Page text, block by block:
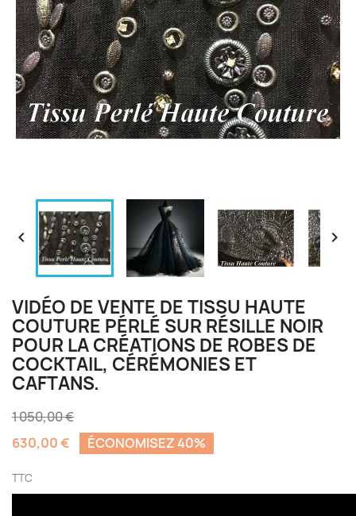
 
VIDÉO DE VENTE DE TISSU HAUTE
COUTURE PÉRLÉ SUR RÉSILLE NOIR
POUR LA CRÉATIONS DE ROBES DE
COCKTAIL, CÉRÉMONIES ET
CAFTANS.
1 050,00 €
630,00 €
ÉCONOMISEZ 40%
TTC